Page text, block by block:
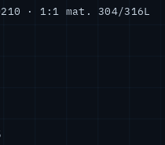
· 1:1 mat. 304/316L